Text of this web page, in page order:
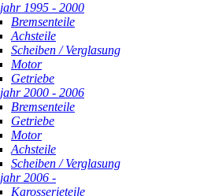
1995 - 2000
Bremsenteile
Achsteile
Scheiben / Verglasung
Motor
Getriebe
2000 - 2006
Bremsenteile
Getriebe
Motor
Achsteile
Scheiben / Verglasung
2006 -
Karosserieteile